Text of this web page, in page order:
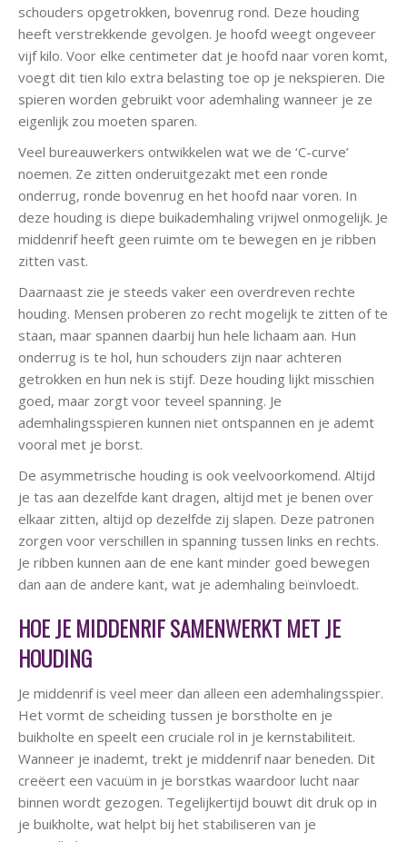
schouders opgetrokken, bovenrug rond. Deze houding
heeft verstrekkende gevolgen. Je hoofd weegt ongeveer
vijf kilo. Voor elke centimeter dat je hoofd naar voren komt,
voegt dit tien kilo extra belasting toe op je nekspieren. Die
spieren worden gebruikt voor ademhaling wanneer je ze
eigenlijk zou moeten sparen.
Veel bureauwerkers ontwikkelen wat we de ‘C-curve’
noemen. Ze zitten onderuitgezakt met een ronde
onderrug, ronde bovenrug en het hoofd naar voren. In
deze houding is diepe buikademhaling vrijwel onmogelijk. Je
middenrif heeft geen ruimte om te bewegen en je ribben
zitten vast.
Daarnaast zie je steeds vaker een overdreven rechte
houding. Mensen proberen zo recht mogelijk te zitten of te
staan, maar spannen daarbij hun hele lichaam aan. Hun
onderrug is te hol, hun schouders zijn naar achteren
getrokken en hun nek is stijf. Deze houding lijkt misschien
goed, maar zorgt voor teveel spanning. Je
ademhalingsspieren kunnen niet ontspannen en je ademt
vooral met je borst.
De asymmetrische houding is ook veelvoorkomend. Altijd
je tas aan dezelfde kant dragen, altijd met je benen over
elkaar zitten, altijd op dezelfde zij slapen. Deze patronen
zorgen voor verschillen in spanning tussen links en rechts.
Je ribben kunnen aan de ene kant minder goed bewegen
dan aan de andere kant, wat je ademhaling beïnvloedt.
HOE JE MIDDENRIF SAMENWERKT MET JE
HOUDING
Je middenrif is veel meer dan alleen een ademhalingsspier.
Het vormt de scheiding tussen je borstholte en je
buikholte en speelt een cruciale rol in je kernstabiliteit.
Wanneer je inademt, trekt je middenrif naar beneden. Dit
creëert een vacuüm in je borstkas waardoor lucht naar
binnen wordt gezogen. Tegelijkertijd bouwt dit druk op in
je buikholte, wat helpt bij het stabiliseren van je